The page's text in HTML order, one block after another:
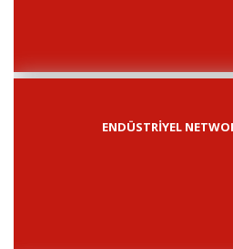
ENDÜSTRİYEL